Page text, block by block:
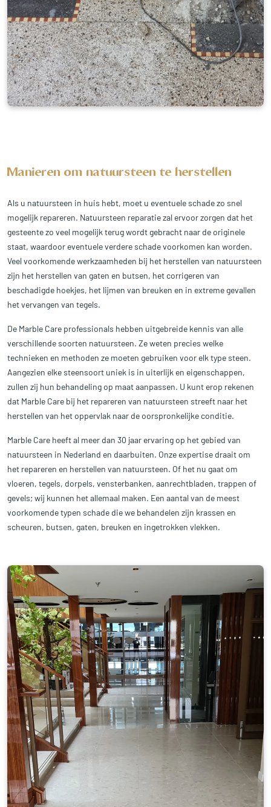
Manieren om natuursteen te herstellen
Als u natuursteen in huis hebt, moet u eventuele schade zo snel
mogelijk repareren. Natuursteen reparatie zal ervoor zorgen dat het
gesteente zo veel mogelijk terug wordt gebracht naar de originele
staat, waardoor eventuele verdere schade voorkomen kan worden.
Veel voorkomende werkzaamheden bij het herstellen van natuursteen
zijn het herstellen van gaten en butsen, het corrigeren van
beschadigde hoekjes, het lijmen van breuken en in extreme gevallen
het vervangen van tegels.
De Marble Care professionals hebben uitgebreide kennis van alle
verschillende soorten natuursteen. Ze weten precies welke
technieken en methoden ze moeten gebruiken voor elk type steen.
Aangezien elke steensoort uniek is in uiterlijk en eigenschappen,
zullen zij hun behandeling op maat aanpassen. U kunt erop rekenen
dat Marble Care bij het repareren van natuursteen streeft naar het
herstellen van het oppervlak naar de oorspronkelijke conditie.
Marble Care heeft al meer dan 30 jaar ervaring op het gebied van
natuursteen in Nederland en daarbuiten. Onze expertise draait om
het repareren en herstellen van natuursteen. Of het nu gaat om
vloeren, tegels, dorpels, vensterbanken, aanrechtbladen, trappen of
gevels; wij kunnen het allemaal maken. Een aantal van de meest
voorkomende typen schade die we behandelen zijn krassen en
scheuren, butsen, gaten, breuken en ingetrokken vlekken.